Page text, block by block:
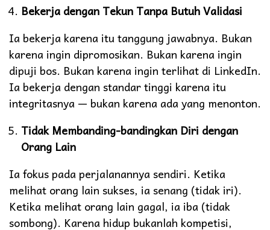
Bekerja dengan Tekun Tanpa Butuh Validasi
Ia bekerja karena itu tanggung jawabnya. Bukan
karena ingin dipromosikan. Bukan karena ingin
dipuji bos. Bukan karena ingin terlihat di LinkedIn.
Ia bekerja dengan standar tinggi karena itu
integritasnya — bukan karena ada yang menonton.
Tidak Membanding-bandingkan Diri dengan
Orang Lain
Ia fokus pada perjalanannya sendiri. Ketika
melihat orang lain sukses, ia senang (tidak iri).
Ketika melihat orang lain gagal, ia iba (tidak
sombong). Karena hidup bukanlah kompetisi,